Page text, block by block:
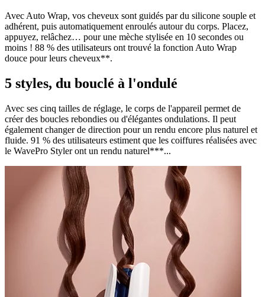
Avec Auto Wrap, vos cheveux sont guidés par du silicone souple et
adhérent, puis automatiquement enroulés autour du corps. Placez,
appuyez, relâchez… pour une mèche stylisée en 10 secondes ou
moins ! 88 % des utilisateurs ont trouvé la fonction Auto Wrap
douce pour leurs cheveux**.
5 styles, du bouclé à l'ondulé
Avec ses cinq tailles de réglage, le corps de l'appareil permet de
créer des boucles rebondies ou d'élégantes ondulations. Il peut
également changer de direction pour un rendu encore plus naturel et
fluide. 91 % des utilisateurs estiment que les coiffures réalisées avec
le WavePro Styler ont un rendu naturel***...